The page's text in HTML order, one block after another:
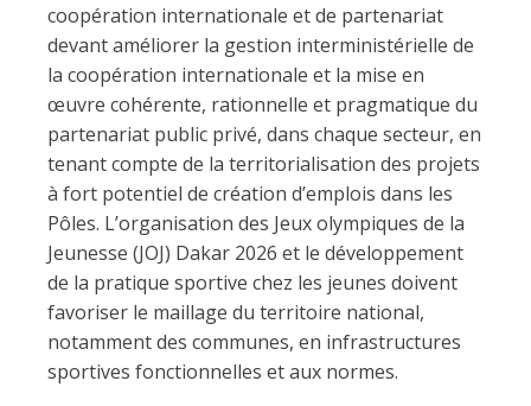
coopération internationale et de partenariat
devant améliorer la gestion interministérielle de
la coopération internationale et la mise en
œuvre cohérente, rationnelle et pragmatique du
partenariat public privé, dans chaque secteur, en
tenant compte de la territorialisation des projets
à fort potentiel de création d’emplois dans les
Pôles. L’organisation des Jeux olympiques de la
Jeunesse (JOJ) Dakar 2026 et le développement
de la pratique sportive chez les jeunes doivent
favoriser le maillage du territoire national,
notamment des communes, en infrastructures
sportives fonctionnelles et aux normes.